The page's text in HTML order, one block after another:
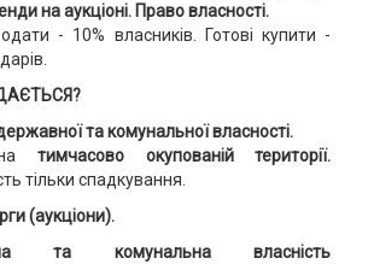
на аукціоні. Право власності.
- 10% власників. Готові купити -
та комунальної власності.
тимчасово окупованій території.
тільки спадкування.
(аукціони).
та комунальна власність